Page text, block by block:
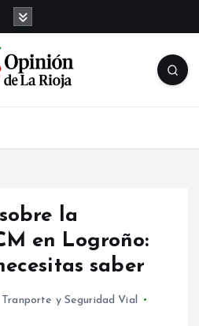
la
en Logroño:
saber
Tranporte y Seguridad Vial